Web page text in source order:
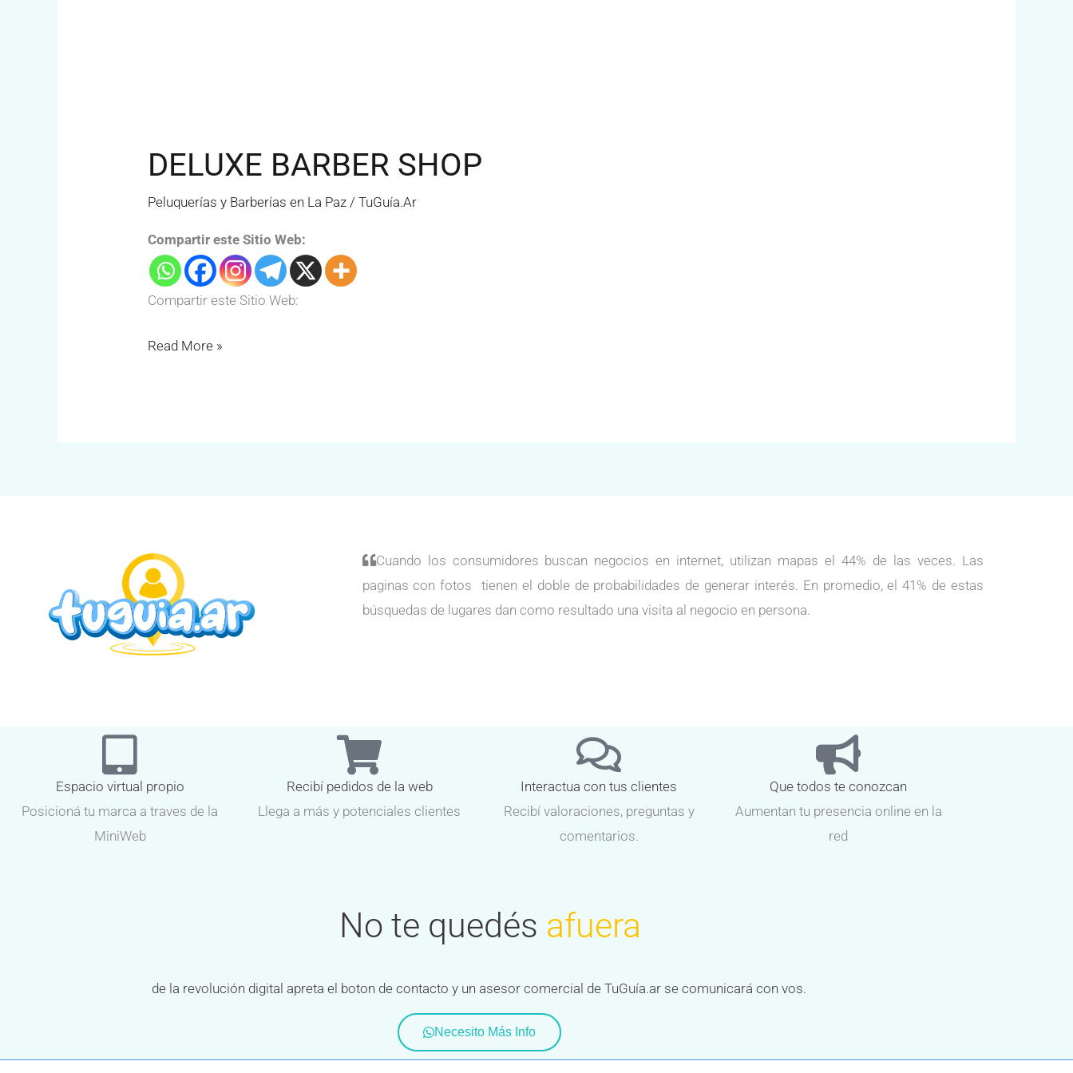
DELUXE BARBER SHOP
Peluquerías y Barberías en La Paz /TuGuía.Ar
Compartir este Sitio Web:
Compartir este Sitio Web:
SHOP
Read More »
Cuando los consumidores buscan negocios en internet, utilizan mapas el 44% de las veces. Las
paginas con fotos tienen el doble de probabilidades de generar interés. En promedio, el 41% de estas
búsquedas de lugares dan como resultado una visita al negocio en persona.
Espacio virtual propio
Posicioná tu marca a traves de la
MiniWeb
Recibí pedidos de la web
Llega a más y potenciales clientes
Interactua con tus clientes
Recibí valoraciones, preguntas y
comentarios.
Que todos te conozcan
Aumentan tu presencia online en la
red
No te quedés afuera
de la revolución digital apreta el boton de contacto y un asesor comercial de TuGuía.ar se comunicará con vos.
Necesito Más Info